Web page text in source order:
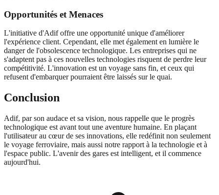
Opportunités et Menaces
L'initiative d'Adif offre une opportunité unique d'améliorer
l'expérience client. Cependant, elle met également en lumière le
danger de l'obsolescence technologique. Les entreprises qui ne
s'adaptent pas à ces nouvelles technologies risquent de perdre leur
compétitivité. L'innovation est un voyage sans fin, et ceux qui
refusent d'embarquer pourraient être laissés sur le quai.
Conclusion
Adif, par son audace et sa vision, nous rappelle que le progrès
technologique est avant tout une aventure humaine. En plaçant
l'utilisateur au cœur de ses innovations, elle redéfinit non seulement
le voyage ferroviaire, mais aussi notre rapport à la technologie et à
l'espace public. L'avenir des gares est intelligent, et il commence
aujourd'hui.